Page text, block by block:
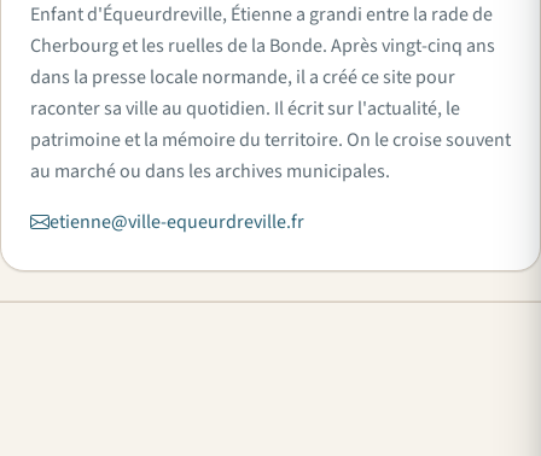
Enfant d'Équeurdreville, Étienne a grandi entre la rade de
Cherbourg et les ruelles de la Bonde. Après vingt-cinq ans
dans la presse locale normande, il a créé ce site pour
raconter sa ville au quotidien. Il écrit sur l'actualité, le
patrimoine et la mémoire du territoire. On le croise souvent
au marché ou dans les archives municipales.
etienne@ville-equeurdreville.fr